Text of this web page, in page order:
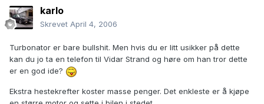
karlo
Skrevet April 4, 2006
Turbonator er bare bullshit. Men hvis du er litt usikker på dette
kan du jo ta en telefon til Vidar Strand og høre om han tror dette
er en god ide?
Ekstra hestekrefter koster masse penger. Det enkleste er å kjøpe